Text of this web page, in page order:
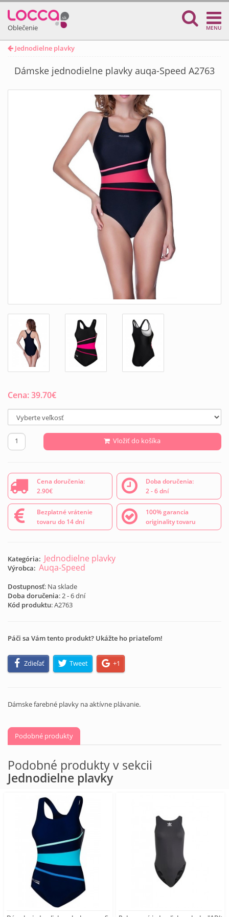
Oblečenie MENU
Jednodielne plavky
Dámske jednodielne plavky auqa-Speed A2763
Cena:39.70€
Vložiť do košíka
Cena doručenia:
2.90€
Doba doručenia:
2 - 6 dní
Bezplatné vrátenie
tovaru do 14 dní
100% garancia
originality tovaru
Kategória: Jednodielne plavky
Výrobca: Auqa-Speed
Dostupnosť: Na sklade
Doba doručenia: 2 - 6 dní
Kód produktu:A2763
Páči sa Vám tento produkt? Ukážte ho priateľom!
Zdieľať Tweet +1
Dámske farebné plavky na aktívne plávanie.
Podobné produkty
Podobné produkty v sekcii
Jednodielne plavky